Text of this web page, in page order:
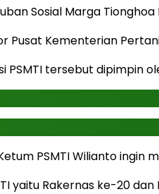
Sosial Marga
Pusat Kementerian
PSMTI tersebut dipimpin
PSMTI Wilianto ingin
yaitu Rakernas ke-20